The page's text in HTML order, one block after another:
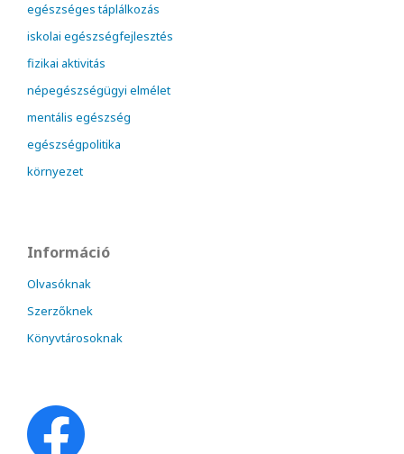
egészséges táplálkozás
iskolai egészségfejlesztés
fizikai aktivitás
népegészségügyi elmélet
mentális egészség
egészségpolitika
környezet
Információ
Olvasóknak
Szerzőknek
Könyvtárosoknak